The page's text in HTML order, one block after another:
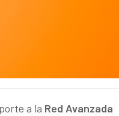
a la Red Avanzada